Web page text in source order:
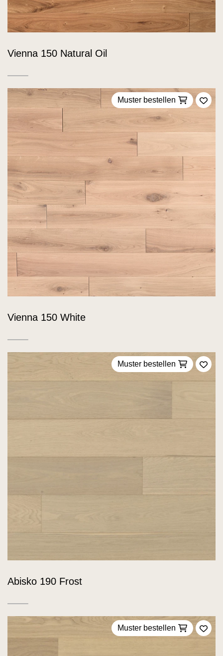
Vienna 150 Natural Oil
Muster bestellen
Zu
Vienna 150 White
Muster bestellen
Zu
Abisko 190 Frost
Muster bestellen
Zu